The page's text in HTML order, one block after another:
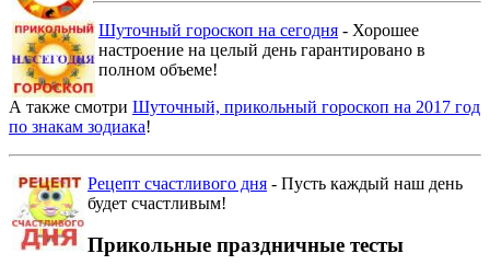
Шуточный гороскоп на сегодня - Хорошее
настроение на целый день гарантировано в
полном объеме!
А также смотри Шуточный, прикольный гороскоп на 2017 год
по знакам зодиака!
Рецепт счастливого дня - Пусть каждый наш день
будет счастливым!
Прикольные праздничные тесты